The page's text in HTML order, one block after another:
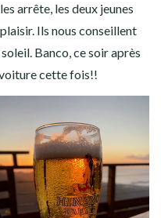
arrête, les deux jeunes
Ils nous conseillent
Banco, ce soir après
cette fois!!